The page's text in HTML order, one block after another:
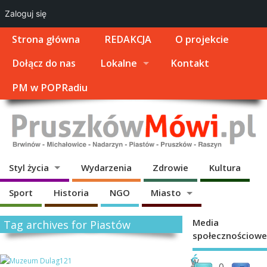
Strona główna REDAKCJA
O projekcie
Dołącz do nas
Lokalne
Kontakt
PM w POPRadiu
Styl życia Wydarzenia Zdrowie Kultura
Sport Historia NGO Miasto
Tag archives for Piastów
Ś
W
Media
społecznościowe
Zaloguj się